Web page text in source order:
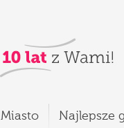
Miasto Najlepsze